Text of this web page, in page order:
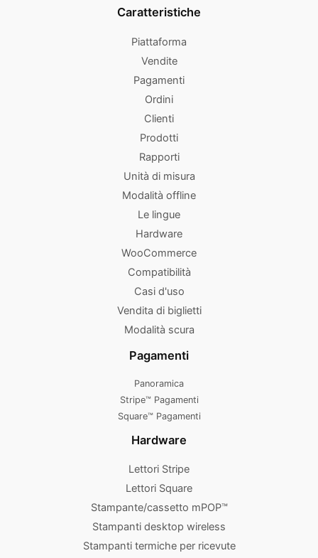
Caratteristiche
Piattaforma
Vendite
Pagamenti
Ordini
Clienti
Prodotti
Rapporti
Unità di misura
Modalità offline
Le lingue
Hardware
WooCommerce
Compatibilità
Casi d'uso
Vendita di biglietti
Modalità scura
Pagamenti
Panoramica
Stripe™ Pagamenti
Square™ Pagamenti
Hardware
Lettori Stripe
Lettori Square
Stampante/cassetto mPOP™
Stampanti desktop wireless
Stampanti termiche per ricevute